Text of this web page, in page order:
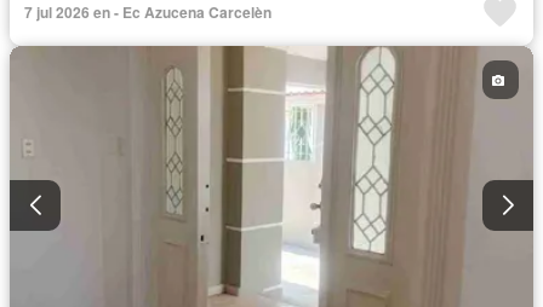
7 jul 2026 en - Ec Azucena Carcelèn